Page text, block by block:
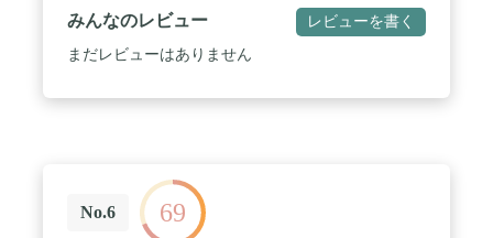
スナーの小物入れ / 静止耐荷重: 10kg / コンセプトサ
マリー: バイクで楽しむキャンプ・ツーリングのた
めに開発された、全天候型の防水バッグ。バックパ
心の品質管理を行っておりますが、万一製品に不具
合・不足部品等がございましたら、取扱説明書に記
載のメーカーサポート窓口までお問い合わせ下さ
みんなのレビュー レビューを書く
まだレビューはありません
No.6 69